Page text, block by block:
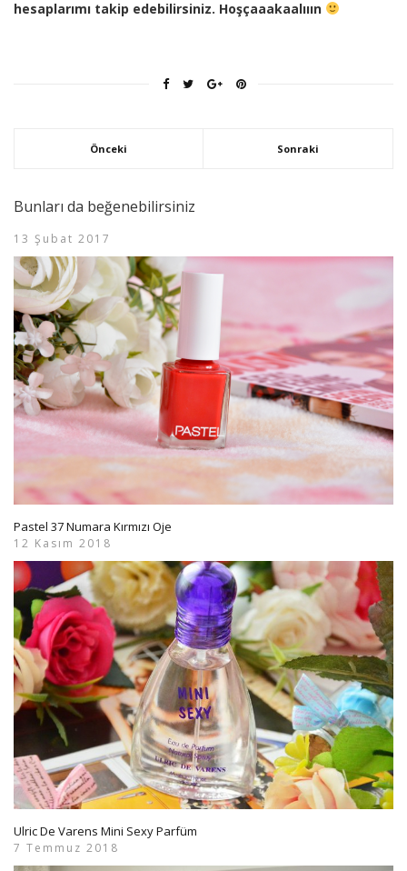
hesaplarımı takip edebilirsiniz. Hoşçaaakaalııın
Önceki Sonraki
Bunları da beğenebilirsiniz
13 Şubat 2017
Pastel 37 Numara Kırmızı Oje
12 Kasım 2018
Ulric De Varens Mini Sexy Parfüm
7 Temmuz 2018